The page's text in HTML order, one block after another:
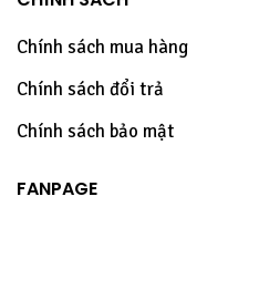
Chính sách mua hàng
Chính sách đổi trả
Chính sách bảo mật
FANPAGE